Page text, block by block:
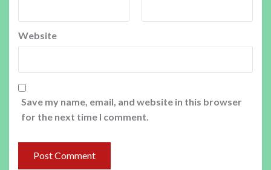
Website
Save my name, email, and website in this browser
for the next time I comment.